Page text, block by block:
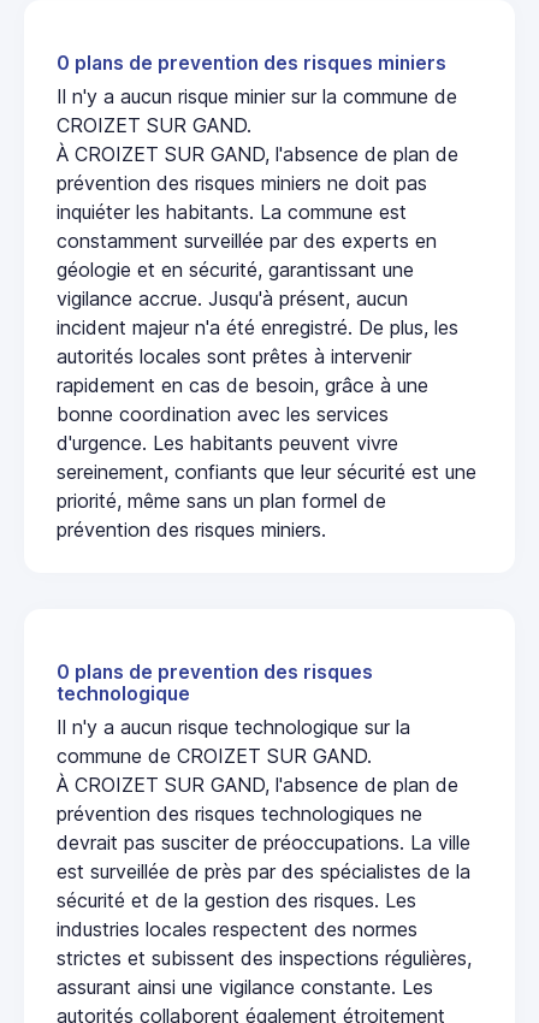
0 plans de prevention des risques miniers
Il n'y a aucun risque minier sur la commune de
CROIZET SUR GAND.
À CROIZET SUR GAND, l'absence de plan de
prévention des risques miniers ne doit pas
inquiéter les habitants. La commune est
constamment surveillée par des experts en
géologie et en sécurité, garantissant une
vigilance accrue. Jusqu'à présent, aucun
incident majeur n'a été enregistré. De plus, les
autorités locales sont prêtes à intervenir
rapidement en cas de besoin, grâce à une
bonne coordination avec les services
d'urgence. Les habitants peuvent vivre
sereinement, confiants que leur sécurité est une
priorité, même sans un plan formel de
prévention des risques miniers.
0 plans de prevention des risques
technologique
Il n'y a aucun risque technologique sur la
commune de CROIZET SUR GAND.
À CROIZET SUR GAND, l'absence de plan de
prévention des risques technologiques ne
devrait pas susciter de préoccupations. La ville
est surveillée de près par des spécialistes de la
sécurité et de la gestion des risques. Les
industries locales respectent des normes
strictes et subissent des inspections régulières,
assurant ainsi une vigilance constante. Les
autorités collaborent également étroitement